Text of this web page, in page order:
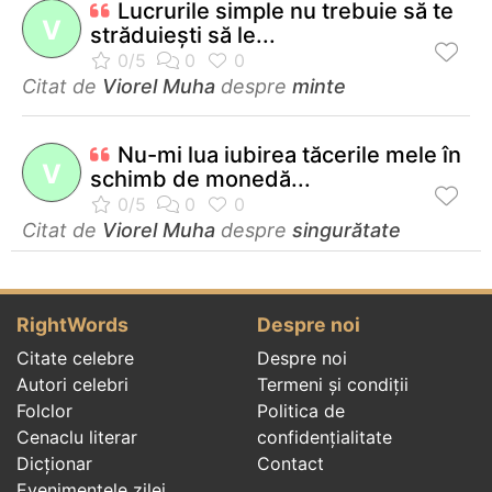
V
Lucrurile simple nu trebuie să te
străduieşti să le...
Citat de Viorel Muha despre minte
V
Nu-mi lua iubirea tăcerile mele în
schimb de monedă...
Citat de Viorel Muha despre singurătate
RightWords
Citate celebre
Autori celebri
Folclor
Cenaclu literar
Dicționar
Despre noi
Despre noi
Termeni și condiții
Politica de
confidenţialitate
Contact